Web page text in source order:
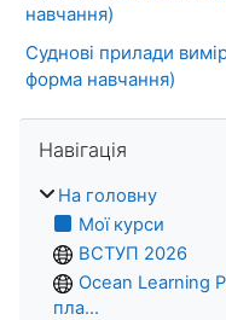
навчання)
Суднові прилади
форма навчання)
Навігація
На головну
Мої курси
ВСТУП 2026
Ocean Learning
пла...